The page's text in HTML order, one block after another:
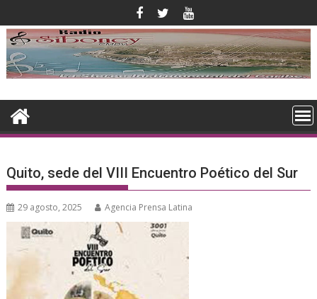
al
contenido
Quito, sede del VIII Encuentro Poético del Sur
29 agosto, 2025 Agencia Prensa Latina